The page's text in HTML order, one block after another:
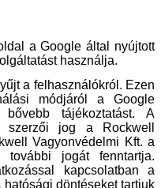
a Google által nyújtott
használja.
a felhasználókról. Ezen
módjáról a Google
tájékoztatást. A
szerzői jog a Rockwell
Vagyonvédelmi Kft. a
további jogát fenntartja.
kapcsolatban a
döntéseket tartjuk